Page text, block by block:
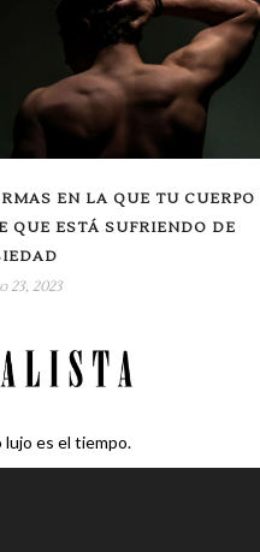
EN LA QUE TU CUERPO
QUE ESTÁ SUFRIENDO DE
23, 2023
lujo es el tiempo.